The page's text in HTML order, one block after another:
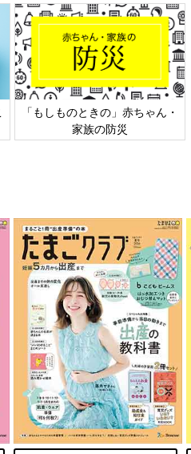
「もしものときの」赤ちゃん・
家族の防災